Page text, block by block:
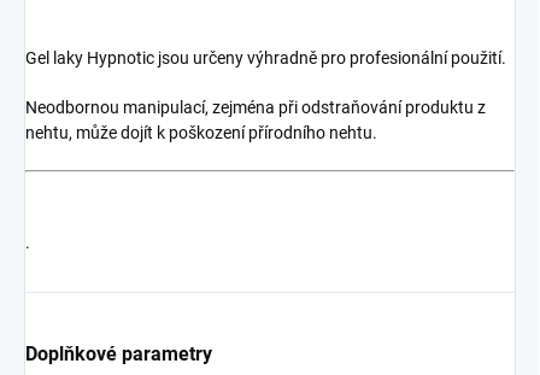
Gel laky Hypnotic jsou určeny výhradně pro profesionální použití.
Neodbornou manipulací, zejména při odstraňování produktu z
nehtu, může dojít k poškození přírodního nehtu.
.
Doplňkové parametry